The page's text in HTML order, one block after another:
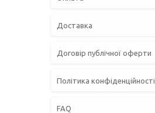
Доставка
Договір публічної оферти
Політика конфіденційності
FAQ